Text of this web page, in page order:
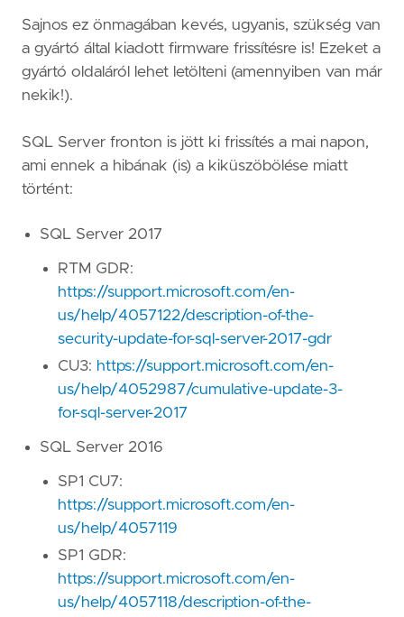
Sajnos ez önmagában kevés, ugyanis, szükség van
a gyártó által kiadott firmware frissítésre is! Ezeket a
gyártó oldaláról lehet letölteni (amennyiben van már
nekik!).
SQL Server fronton is jött ki frissítés a mai napon,
ami ennek a hibának (is) a kiküszöbölése miatt
történt:
SQL Server 2017
RTM GDR:
https://support.microsoft.com/en-
us/help/4057122/description-of-the-
security-update-for-sql-server-2017-gdr
CU3: https://support.microsoft.com/en-
us/help/4052987/cumulative-update-3-
for-sql-server-2017
SQL Server 2016
SP1 CU7:
https://support.microsoft.com/en-
us/help/4057119
SP1 GDR:
https://support.microsoft.com/en-
us/help/4057118/description-of-the-